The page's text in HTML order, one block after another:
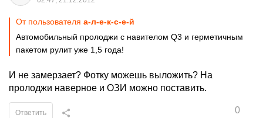
От пользователя а-л-е-к-с-е-й
Автомобильный пролоджи с навителом Q3 и герметичным
пакетом рулит уже 1,5 года!
И не замерзает? Фотку можешь выложить? На
пролоджи наверное и ОЗИ можно поставить.
0
Ответить